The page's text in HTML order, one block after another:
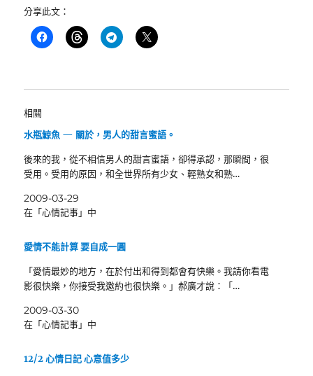
分享此文：
相關
水瓶鯨魚 — 關於，男人的甜言蜜語。
後來的我，從不相信男人的甜言蜜語，卻得承認，那瞬間，很
受用。受用的原因，和全世界所有少女、輕熟女和熟…
2009-03-29
在「心情記事」中
愛情不能計算 要自成一圓
「愛情最妙的地方，在於付出和得到都會有快樂。我請你看電
影很快樂，你接受我邀約也很快樂。」郝廣才說：「…
2009-03-30
在「心情記事」中
12/2 心情日記 心意值多少